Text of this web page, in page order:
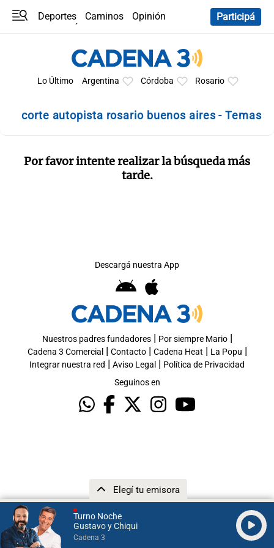
Turno Noche
Gustavo y Chiqui
Cadena 3
Elegí tu emisora
Deportes Caminos
Opinión
Participá
Lo Último Argentina Córdoba Rosario
corte autopista rosario buenos aires - Temas
Por favor intente realizar la búsqueda más
tarde.
Descargá nuestra App
Nuestros padres fundadores| Por siempre Mario|
Cadena 3 Comercial | Contacto| Cadena Heat | La Popu |
Integrar nuestra red | Aviso Legal | Política de Privacidad
Seguinos en